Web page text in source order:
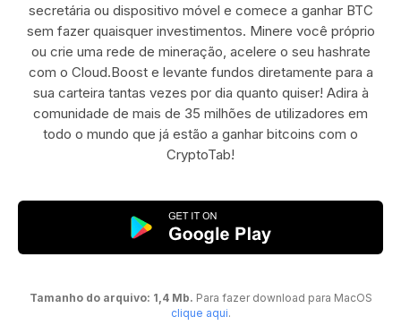
secretária ou dispositivo móvel e comece a ganhar BTC
sem fazer quaisquer investimentos. Minere você próprio
ou crie uma rede de mineração, acelere o seu hashrate
com o Cloud.Boost e levante fundos diretamente para a
sua carteira tantas vezes por dia quanto quiser! Adira à
comunidade de mais de 35 milhões de utilizadores em
todo o mundo que já estão a ganhar bitcoins com o
CryptoTab!
Tamanho do arquivo: 1,4 Mb. Para fazer download para MacOS
clique aqui.